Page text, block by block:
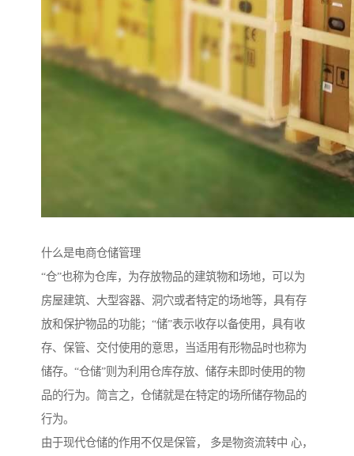
什么是电商仓储管理
“仓”也称为仓库，为存放物品的建筑物和场地，可以为
房屋建筑、大型容器、洞穴或者特定的场地等，具有存
放和保护物品的功能；“储”表示收存以备使用，具有收
存、保管、交付使用的意思，当适用有形物品时也称为
储存。“仓储”则为利用仓库存放、储存未即时使用的物
品的行为。简言之，仓储就是在特定的场所储存物品的
行为。
由于现代仓储的作用不仅是保管， 多是物资流转中 心，